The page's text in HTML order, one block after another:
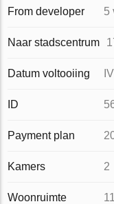
From developer 5
Naar stadscentrum
Datum voltooiing
ID
Payment plan
Kamers 2
Woonruimte